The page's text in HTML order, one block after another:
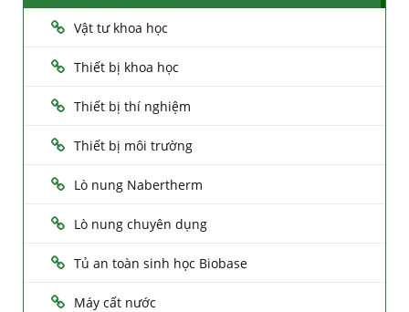
Vật tư khoa học
Thiết bị khoa học
Thiết bị thí nghiệm
Thiết bị môi trường
Lò nung Nabertherm
Lò nung chuyên dụng
Tủ an toàn sinh học Biobase
Máy cất nước